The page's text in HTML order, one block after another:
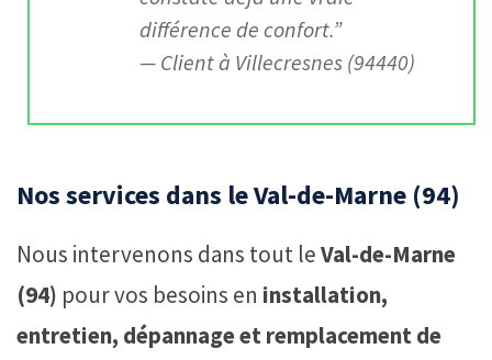
différence de confort.”
— Client à Villecresnes (94440)
Nos services dans le Val-de-Marne (94)
Nous intervenons dans tout leVal-de-Marne
(94) pour vos besoins en installation,
entretien, dépannage et remplacement de